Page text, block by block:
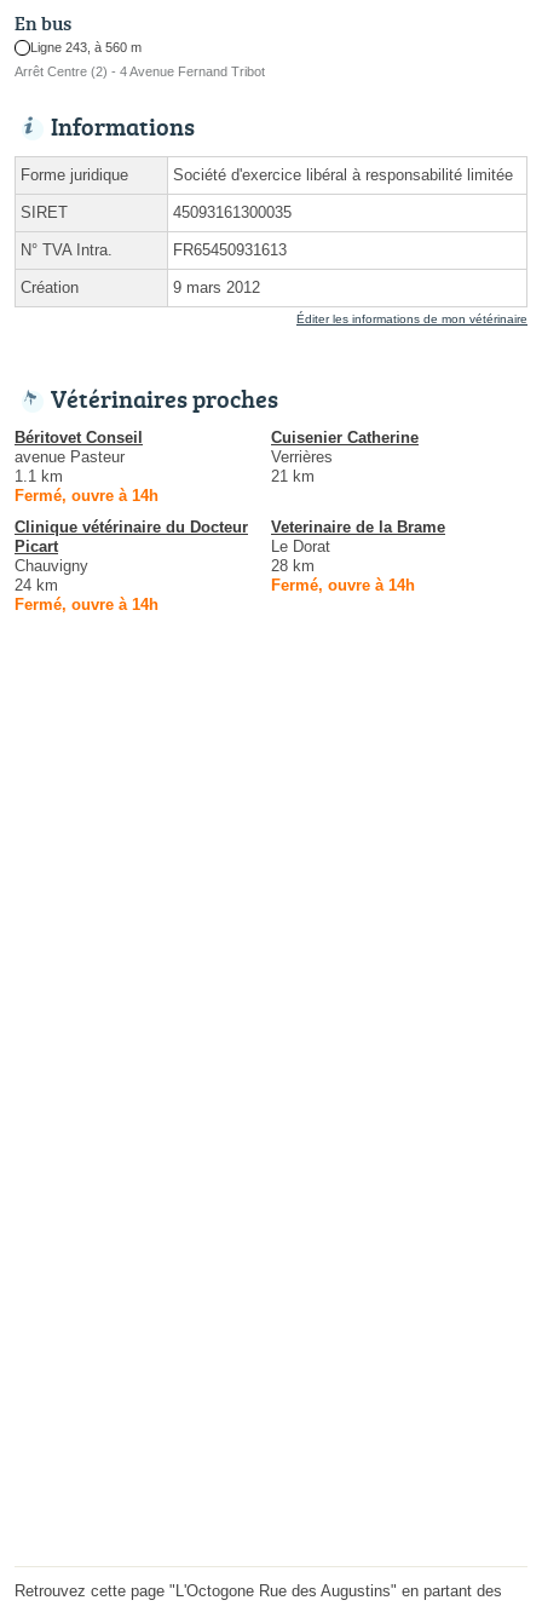
En bus
Ligne 243, à 560 m
Arrêt Centre (2) - 4 Avenue Fernand Tribot
Informations
Forme juridique Société d'exercice libéral à responsabilité limitée
SIRET 45093161300035
N° TVA Intra. FR65450931613
Création 9 mars 2012
Éditer les informations de mon vétérinaire
Vétérinaires proches
Béritovet Conseil
avenue Pasteur
1.1 km
Fermé, ouvre à 14h
Cuisenier Catherine
Verrières
21 km
Clinique vétérinaire du Docteur
Picart
Chauvigny
24 km
Fermé, ouvre à 14h
Veterinaire de la Brame
Le Dorat
28 km
Fermé, ouvre à 14h
Retrouvez cette page "L'Octogone Rue des Augustins" en partant des